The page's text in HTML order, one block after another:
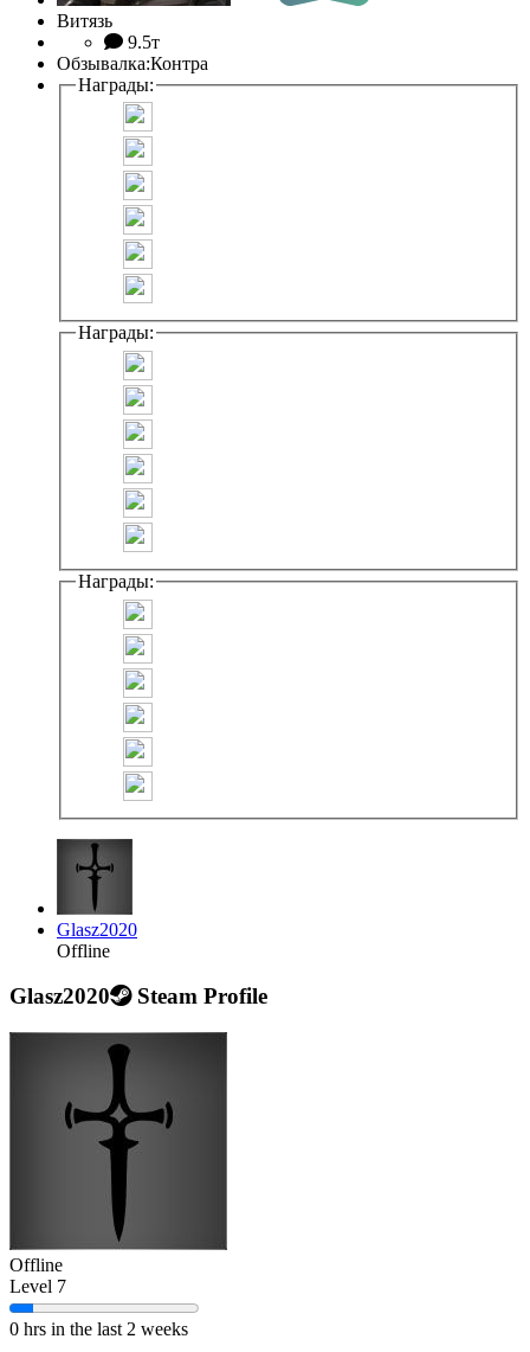
Витязь
9.5т
Обзывалка:Контра
Награды:
Награды:
Награды:
Glasz2020
Offline
Glasz2020 Steam Profile
Offline
Level 7
0 hrs in the last 2 weeks